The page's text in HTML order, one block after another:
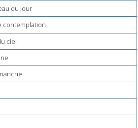
du jour
contemplation
ciel